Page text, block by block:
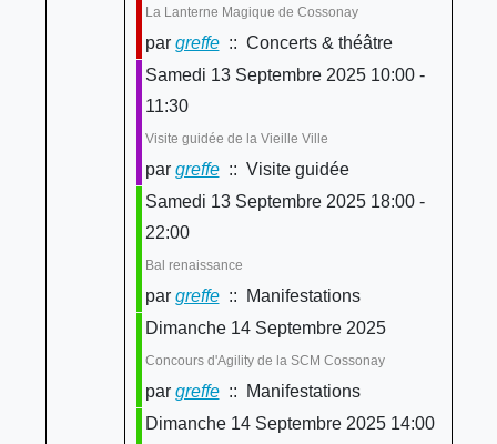
La Lanterne Magique de Cossonay
par greffe:: Concerts & théâtre
Samedi 13 Septembre 2025 10:00 -
11:30
Visite guidée de la Vieille Ville
par greffe:: Visite guidée
Samedi 13 Septembre 2025 18:00 -
22:00
Bal renaissance
par greffe:: Manifestations
Dimanche 14 Septembre 2025
Concours d'Agility de la SCM Cossonay
par greffe:: Manifestations
Dimanche 14 Septembre 2025 14:00